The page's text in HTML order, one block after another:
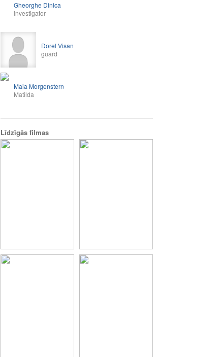
Gheorghe Dinica
investigator
Dorel Visan
guard
Maia Morgenstern
Matilda
Līdzīgās filmas